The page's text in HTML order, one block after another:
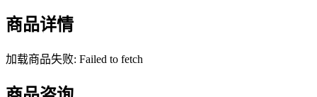
商品详情
加载商品失败: Failed to fetch